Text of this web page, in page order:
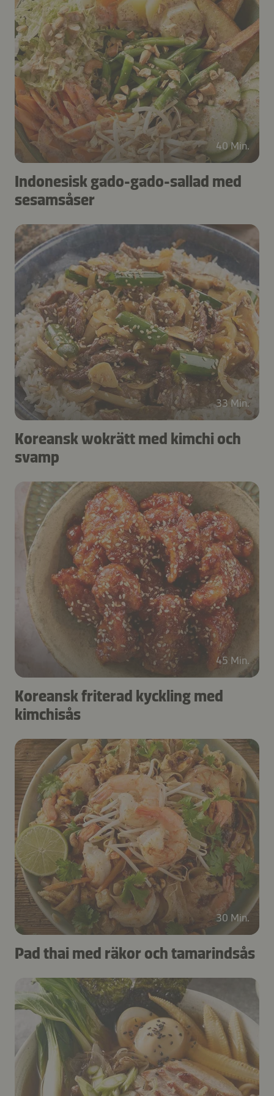
40 Min.
Indonesisk gado-gado-sallad med
sesamsåser
33 Min.
Koreansk wokrätt med kimchi och
svamp
45 Min.
Koreansk friterad kyckling med
kimchisås
30 Min.
Pad thai med räkor och tamarindsås